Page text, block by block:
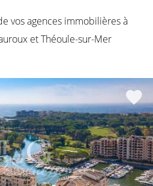
vos agences immobilièresà
et Théoule-sur-Mer